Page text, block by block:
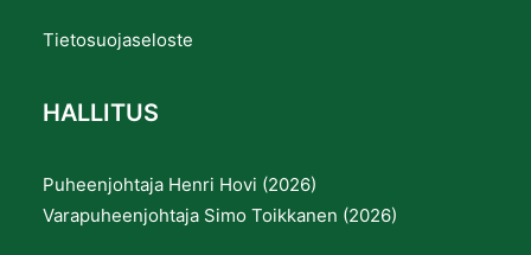
Tietosuojaseloste
HALLITUS
Puheenjohtaja Henri Hovi (2026)
Varapuheenjohtaja Simo Toikkanen (2026)